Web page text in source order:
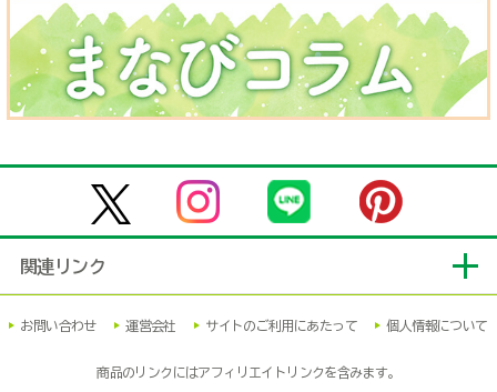
関連リンク
お問い合わせ 運営会社 サイトのご利用にあたって 個人情報について
商品のリンクにはアフィリエイトリンクを含みます。